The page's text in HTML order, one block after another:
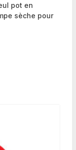
pot en
sèche pour